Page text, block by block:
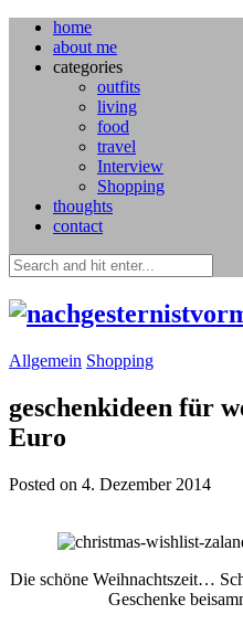
home
about me
categories
outfits
living
food
travel
Interview
Shopping
thoughts
contact
Allgemein Shopping
geschenkideen für
Euro
Posted on 4. Dezember 2014
Die schöne Weihnachtszeit…
Geschenke